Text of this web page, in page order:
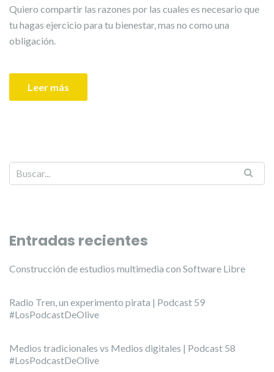
Quiero compartir las razones por las cuales es necesario que
tu hagas ejercicio para tu bienestar, mas no como una
obligación.
Leer más
Entradas recientes
Construcción de estudios multimedia con Software Libre
Radio Tren, un experimento pirata | Podcast 59
#LosPodcastDeOlive
Medios tradicionales vs Medios digitales | Podcast 58
#LosPodcastDeOlive